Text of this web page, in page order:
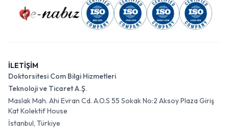
İLETİŞİM
Doktorsitesi Com Bilgi Hizmetleri
Teknoloji ve Ticaret A.Ş.
Maslak Mah. Ahi Evran Cd. A.O.S 55 Sokak No:2 Aksoy Plaza Giriş
Kat Kolektif House
İstanbul, Türkiye